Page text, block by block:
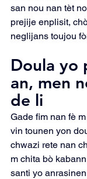
san nou nan tèt
prejije enplisit,
neglijans toujou
Doula yo
an, men
de li
Gade fim nan fè
vin tounen yon
chwazi rete nan
m chita bò
santi yo